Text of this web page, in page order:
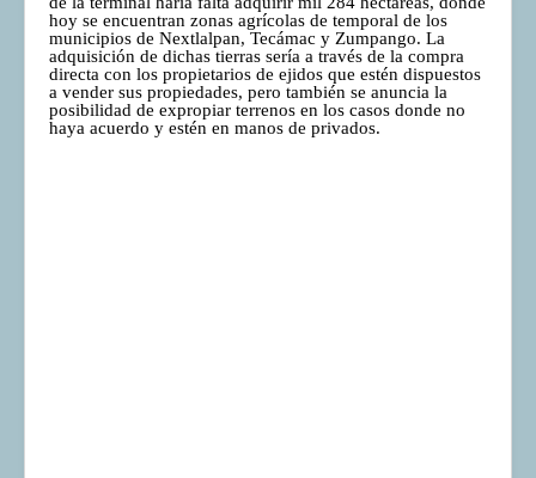
hoy se encuentran zonas agrícolas de temporal de los
municipios de Nextlalpan, Tecámac y Zumpango. La
adquisición de dichas tierras sería a través de la compra
directa con los propietarios de ejidos que estén dispuestos
a vender sus propiedades, pero también se anuncia la
posibilidad de expropiar terrenos en los casos donde no
haya acuerdo y estén en manos de privados.